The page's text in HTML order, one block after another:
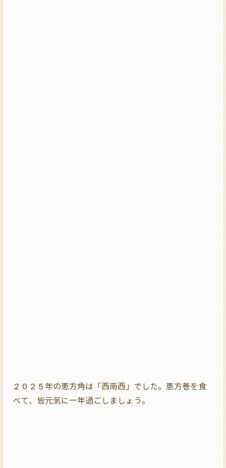
２０２５年の恵方角は「西南西」でした。恵方巻を食
べて、皆元気に一年過ごしましょう。